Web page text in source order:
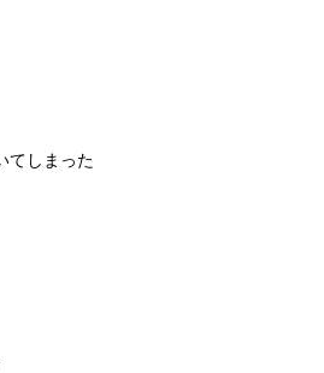
てしまった